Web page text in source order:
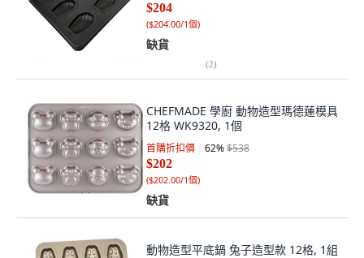
$204
($204.00/1個)
缺貨
(2)
CHEFMADE 學廚 動物造型瑪德蓮模具
12格 WK9320, 1個
首購折扣價 62%$538
$202
($202.00/1個)
缺貨
動物造型平底鍋 兔子造型款 12格, 1組